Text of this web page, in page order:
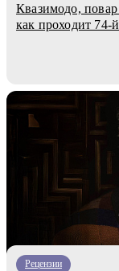
Квазимодо,
как проходит 74-
Рецензии